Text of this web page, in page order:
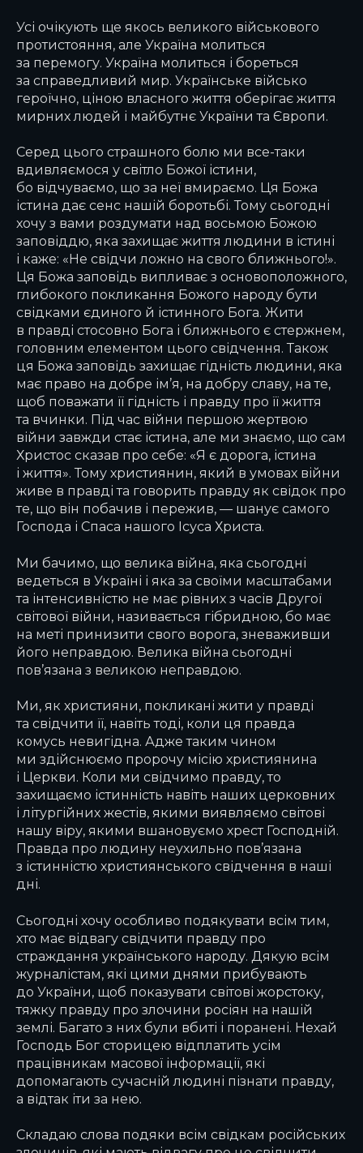
Усі очікують ще якось великого військового
протистояння, але Україна молиться
за перемогу. Україна молиться і бореться
за справедливий мир. Українське військо
героїчно, ціною власного життя оберігає життя
мирних людей і майбутнє України та Європи.
Серед цього страшного болю ми все-таки
вдивляємося у світло Божої істини,
бо відчуваємо, що за неї вмираємо. Ця Божа
істина дає сенс нашій боротьбі. Тому сьогодні
хочу з вами роздумати над восьмою Божою
заповіддю, яка захищає життя людини в істині
і каже: «Не свідчи ложно на свого ближнього!».
Ця Божа заповідь випливає з основоположного,
глибокого покликання Божого народу бути
свідками єдиного й істинного Бога. Жити
в правді стосовно Бога і ближнього є стержнем,
головним елементом цього свідчення. Також
ця Божа заповідь захищає гідність людини, яка
має право на добре ім’я, на добру славу, на те,
щоб поважати її гідність і правду про її життя
та вчинки. Під час війни першою жертвою
війни завжди стає істина, але ми знаємо, що сам
Христос сказав про себе: «Я є дорога, істина
і життя». Тому християнин, який в умовах війни
живе в правді та говорить правду як свідок про
те, що він побачив і пережив, — шанує самого
Господа і Спаса нашого Ісуса Христа.
Ми бачимо, що велика війна, яка сьогодні
ведеться в Україні і яка за своїми масштабами
та інтенсивністю не має рівних з часів Другої
світової війни, називається гібридною, бо має
на меті принизити свого ворога, зневаживши
його неправдою. Велика війна сьогодні
пов’язана з великою неправдою.
Ми, як християни, покликані жити у правді
та свідчити її, навіть тоді, коли ця правда
комусь невигідна. Адже таким чином
ми здійснюємо пророчу місію християнина
і Церкви. Коли ми свідчимо правду, то
захищаємо істинність навіть наших церковних
і літургійних жестів, якими виявляємо світові
нашу віру, якими вшановуємо хрест Господній.
Правда про людину неухильно пов’язана
з істинністю християнського свідчення в наші
дні.
Сьогодні хочу особливо подякувати всім тим,
хто має відвагу свідчити правду про
страждання українського народу. Дякую всім
журналістам, які цими днями прибувають
до України, щоб показувати світові жорстоку,
тяжку правду про злочини росіян на нашій
землі. Багато з них були вбиті і поранені. Нехай
Господь Бог сторицею відплатить усім
працівникам масової інформації, які
допомагають сучасній людині пізнати правду,
а відтак іти за нею.
Складаю слова подяки всім свідкам російських